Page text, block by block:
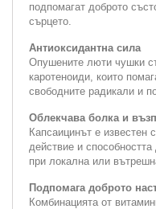
подпомагат доброто
сърцето.
Антиоксидантна сила
Опушените люти чушки
каротеноиди, които
свободните радикали и
Облекчава болка и
Капсаицинът е известен
действие и
при локална или
Подпомага доброто
Комбинацията от